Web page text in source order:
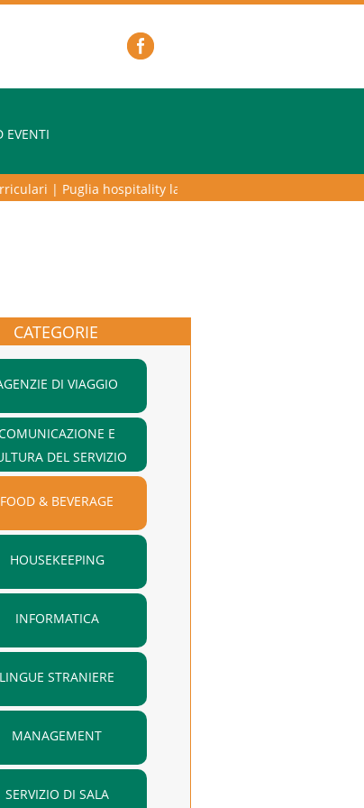
EVENTI
|Puglia hospitality lab – programma di alta
CATEGORIE
DI VIAGGIO
E
DEL SERVIZIO
FOOD & BEVERAGE
HOUSEKEEPING
INFORMATICA
LINGUE STRANIERE
MANAGEMENT
SERVIZIO DI SALA